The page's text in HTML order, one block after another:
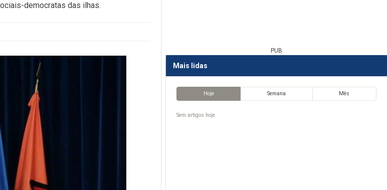
democratas das ilhas.
PUB
Mais lidas
Hoje Semana Mês
Sem artigos hoje.